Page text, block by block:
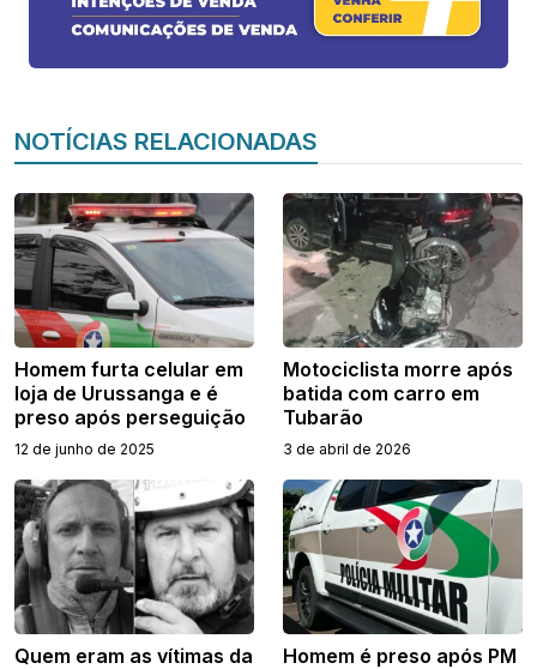
NOTÍCIAS RELACIONADAS
Homem furta celular em
loja de Urussanga e é
preso após perseguição
12 de junho de 2025
Motociclista morre após
batida com carro em
Tubarão
3 de abril de 2026
Quem eram as vítimas da
Homem é preso após PM